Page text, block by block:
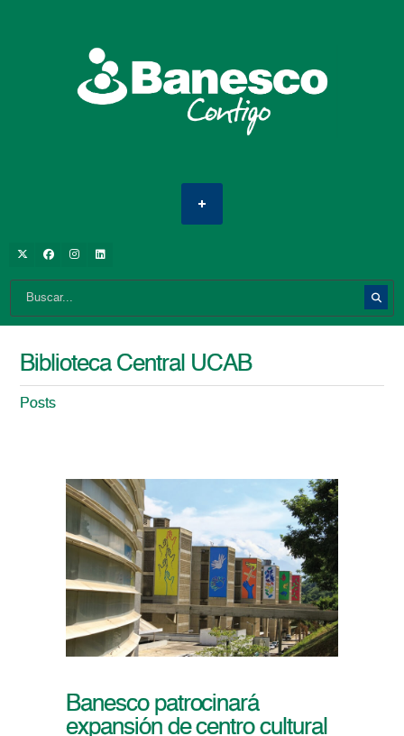
Biblioteca Central UCAB
Posts
Banesco patrocinará
expansión de centro cultural